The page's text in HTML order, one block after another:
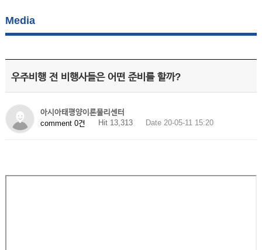
Media
우주비행 전 비행사들은 어떤 준비를 할까?
아시아태평양이론물리센터
comment 0건
Hit 13,313 Date 20-05-11 15:20